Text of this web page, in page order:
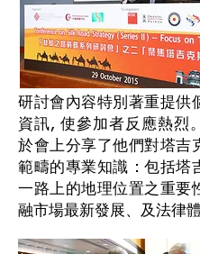
研討會內容特別著重提供
資訊, 使參加者反應熱烈
於會上分享了他們對塔吉
範疇的專業知識 : 包括塔
一路上的地理位置之重要
融市場最新發展、及法律體